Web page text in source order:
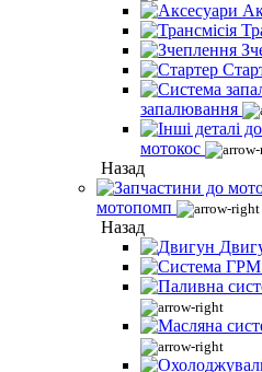
запалювання
мотокос
Назад
мотопомп
Назад